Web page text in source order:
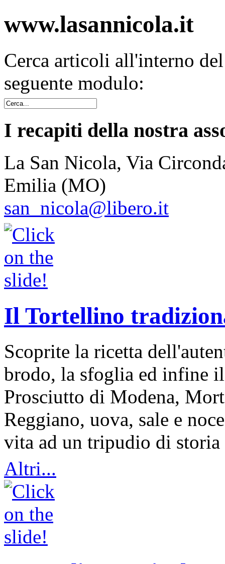
www.lasannicola.it
Cerca articoli all'interno
seguente modulo:
I recapiti della nostra
La San Nicola, Via
Emilia (MO)
san_nicola@libero.it
Il Tortellino
Scoprite la ricetta
brodo, la sfoglia ed infine
Prosciutto di Modena,
Reggiano, uova, sale e
vita ad un tripudio di storia
Altri...